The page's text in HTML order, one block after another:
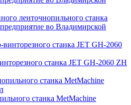
ленточнопильного станка
во Владимирской
станка JET GH-2060 ZH
станка MetMachine